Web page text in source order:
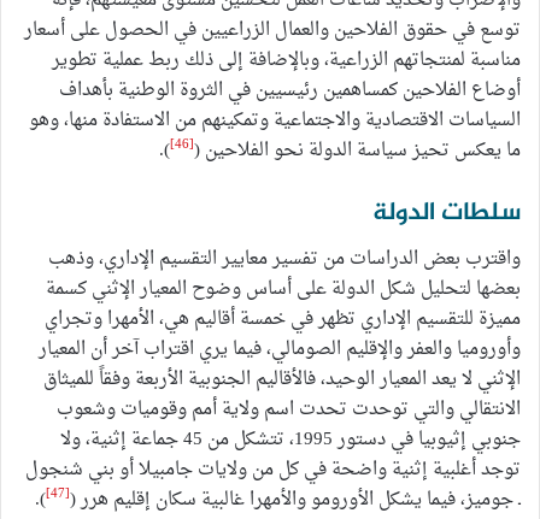
توسع في حقوق الفلاحين والعمال الزراعيين في الحصول على أسعار
مناسبة لمنتجاتهم الزراعية، وبالإضافة إلى ذلك ربط عملية تطوير
أوضاع الفلاحين كمساهمين رئيسيين في الثروة الوطنية بأهداف
السياسات الاقتصادية والاجتماعية وتمكينهم من الاستفادة منها، وهو
ما يعكس تحيز سياسة الدولة نحو الفلاحين ([46]
).
سلطات الدولة
واقترب بعض الدراسات من تفسير معايير التقسيم الإداري، وذهب
بعضها لتحليل شكل الدولة على أساس وضوح المعيار الإثني كسمة
مميزة للتقسيم الإداري تظهر في خمسة أقاليم هي، الأمهرا وتجراي
وأوروميا والعفر والإقليم الصومالي، فيما يري اقتراب آخر أن المعيار
الإثني لا يعد المعيار الوحيد، فالأقاليم الجنوبية الأربعة وفقاً للميثاق
الانتقالي والتي توحدت تحدت اسم ولاية أمم وقوميات وشعوب
جنوبي إثيوبيا في دستور 1995، تتشكل من 45 جماعة إثنية، ولا
توجد أغلبية إثنية واضحة في كل من ولايات جامبيلا أو بني شنجول
ـ جوميز، فيما يشكل الأورومو والأمهرا غالبية سكان إقليم هرر ([47]
).